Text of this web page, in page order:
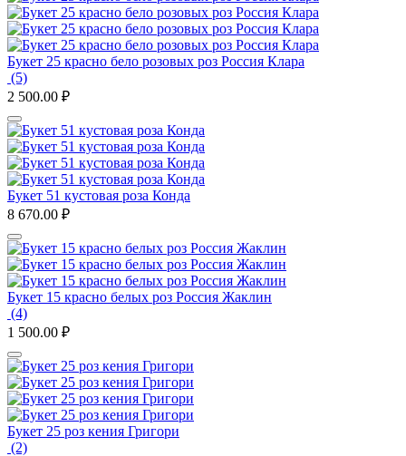
Букет 25 красно бело розовых роз Россия Клара
(5)
2 500.00 ₽
Букет 51 кустовая роза Конда
8 670.00 ₽
Букет 15 красно белых роз Россия Жаклин
(4)
1 500.00 ₽
Букет 25 роз кения Григори
(2)